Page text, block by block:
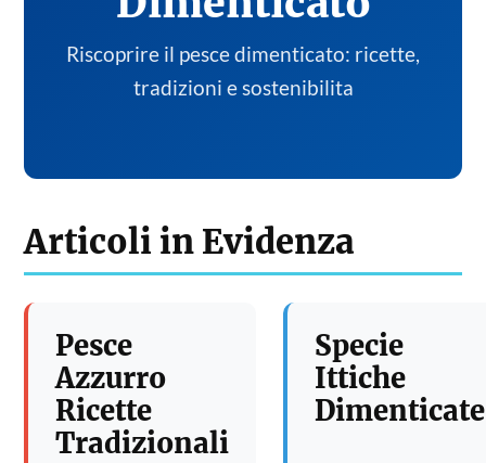
Riscoprire il pesce dimenticato: ricette,
tradizioni e sostenibilita
Articoli in Evidenza
Pesce
Azzurro
Ricette
Tradizionali
Specie
Ittiche
Dimenticate